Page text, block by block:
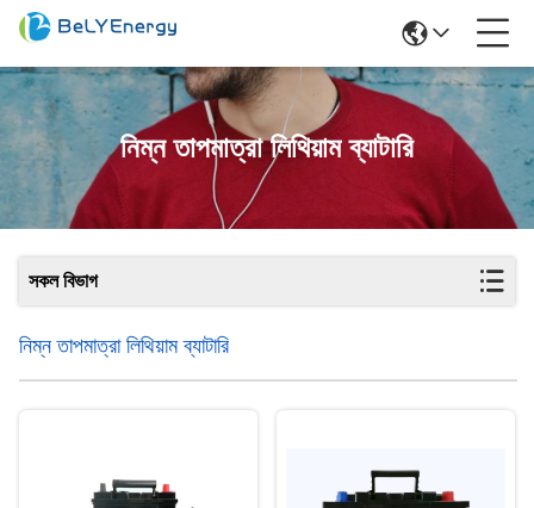
নিম্ন তাপমাত্রা লিথিয়াম ব্যাটারি
সকল বিভাগ
নিম্ন তাপমাত্রা লিথিয়াম ব্যাটারি